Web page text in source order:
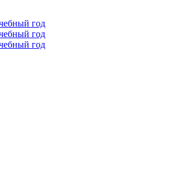
год
год
год